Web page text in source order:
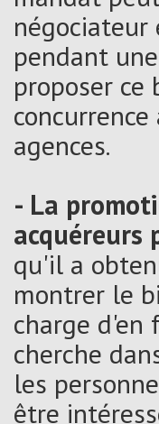
pendant
proposer ce
agences.
- La
acquéreurs
qu'il a
montrer le
charge d'en
cherche
les
être